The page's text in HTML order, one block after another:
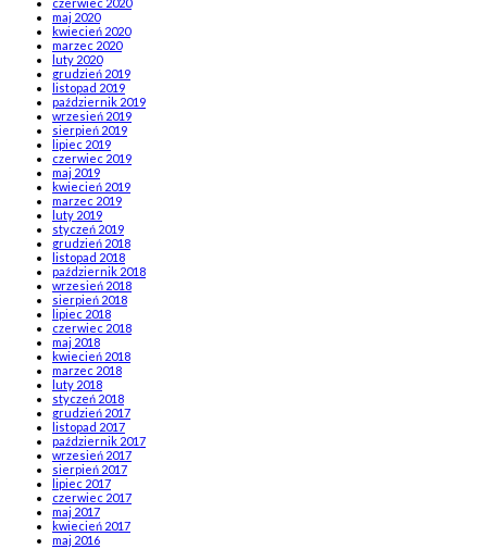
czerwiec 2020
maj 2020
kwiecień 2020
marzec 2020
luty 2020
grudzień 2019
listopad 2019
październik 2019
wrzesień 2019
sierpień 2019
lipiec 2019
czerwiec 2019
maj 2019
kwiecień 2019
marzec 2019
luty 2019
styczeń 2019
grudzień 2018
listopad 2018
październik 2018
wrzesień 2018
sierpień 2018
lipiec 2018
czerwiec 2018
maj 2018
kwiecień 2018
marzec 2018
luty 2018
styczeń 2018
grudzień 2017
listopad 2017
październik 2017
wrzesień 2017
sierpień 2017
lipiec 2017
czerwiec 2017
maj 2017
kwiecień 2017
maj 2016